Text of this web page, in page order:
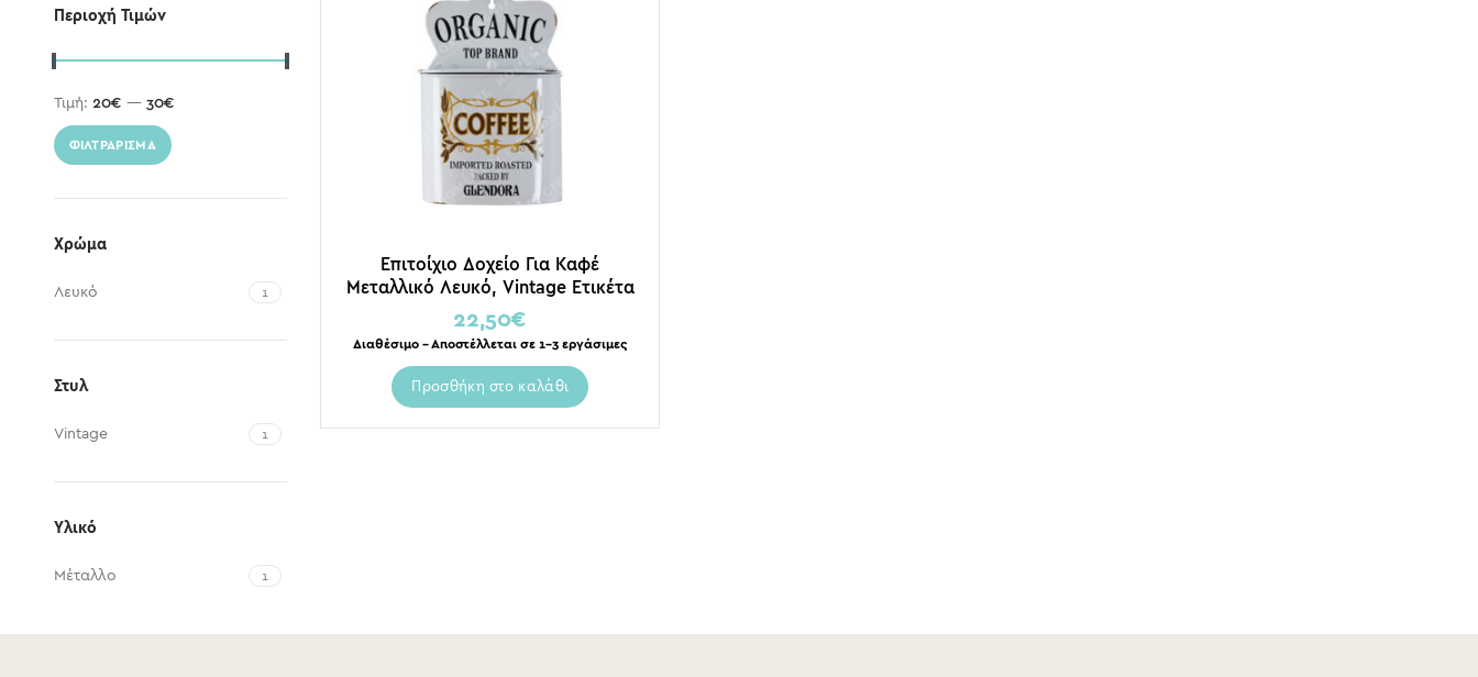
Περιοχή Τιμών
ΦΙΛΤΡΆΡΙΣΜΑ
Τιμή: 20€ — 30€
Χρώμα
Λευκό 1
Στυλ
Vintage 1
Υλικό
Μέταλλο 1
Επιτοίχιο Δοχείο Για Καφέ
Μεταλλικό Λευκό, Vintage Ετικέτα
”Coffee”
22,50€
Διαθέσιμο – Αποστέλλεται σε 1-3 εργάσιμες
Προσθήκη στο καλάθι